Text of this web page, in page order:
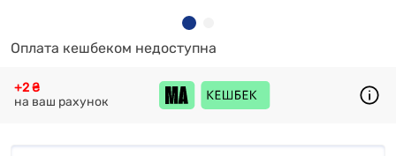
Оплата кешбеком недоступна
+2 ₴
на ваш рахунок